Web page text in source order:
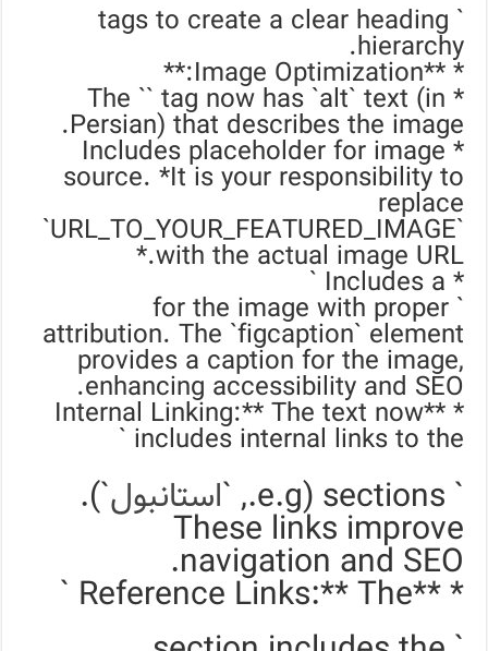
` tags to create a clear heading
hierarchy.
* **Image Optimization:**
* The `
` tag now has `alt` text (in
Persian) that describes the image.
* Includes placeholder for image
source. *It is your responsibility to
replace
`URL_TO_YOUR_FEATURED_IMAGE`
with the actual image URL.*
* Includes a `
` for the image with proper
attribution. The `figcaption` element
provides a caption for the image,
enhancing accessibility and SEO.
* **Internal Linking:** The text now
includes internal links to the `
` sections (e.g., ` استانبول`).
These links improve
navigation and SEO.
* **Reference Links:** The `